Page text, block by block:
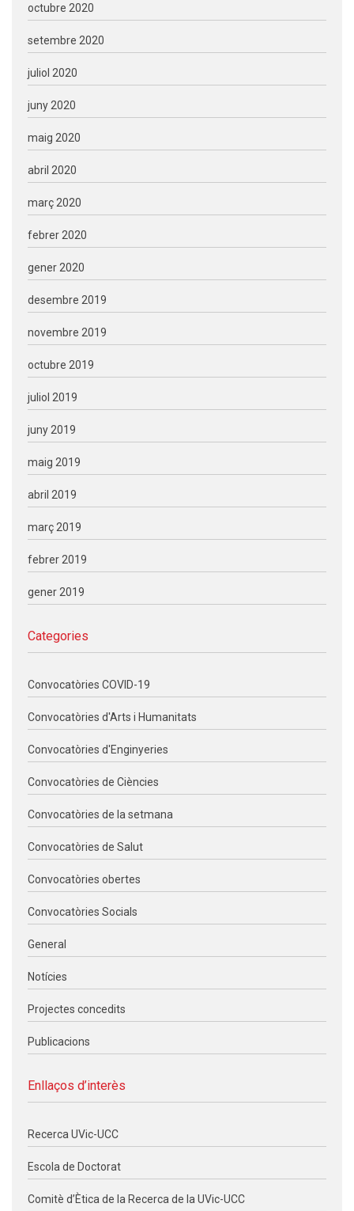
octubre 2020
setembre 2020
juliol 2020
juny 2020
maig 2020
abril 2020
març 2020
febrer 2020
gener 2020
desembre 2019
novembre 2019
octubre 2019
juliol 2019
juny 2019
maig 2019
abril 2019
març 2019
febrer 2019
gener 2019
Categories
Convocatòries COVID-19
Convocatòries d'Arts i Humanitats
Convocatòries d'Enginyeries
Convocatòries de Ciències
Convocatòries de la setmana
Convocatòries de Salut
Convocatòries obertes
Convocatòries Socials
General
Notícies
Projectes concedits
Publicacions
Enllaços d’interès
Recerca UVic-UCC
Escola de Doctorat
Comitè d’Ètica de la Recerca de la UVic-UCC